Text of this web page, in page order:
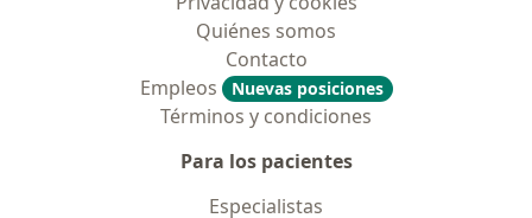
Quiénes somos
Contacto
Empleos
Nuevas posiciones
Términos y condiciones
Para los pacientes
Especialistas